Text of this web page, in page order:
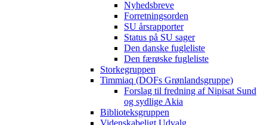
Nyhedsbreve
Forretningsorden
SU årsrapporter
Status på SU sager
Den danske fugleliste
Den færøske fugleliste
Storkegruppen
Timmiaq (DOFs Grønlandsgruppe)
Forslag til fredning af Nipisat Sund
og sydlige Akia
Biblioteksgruppen
Videnskabeligt Udvalg